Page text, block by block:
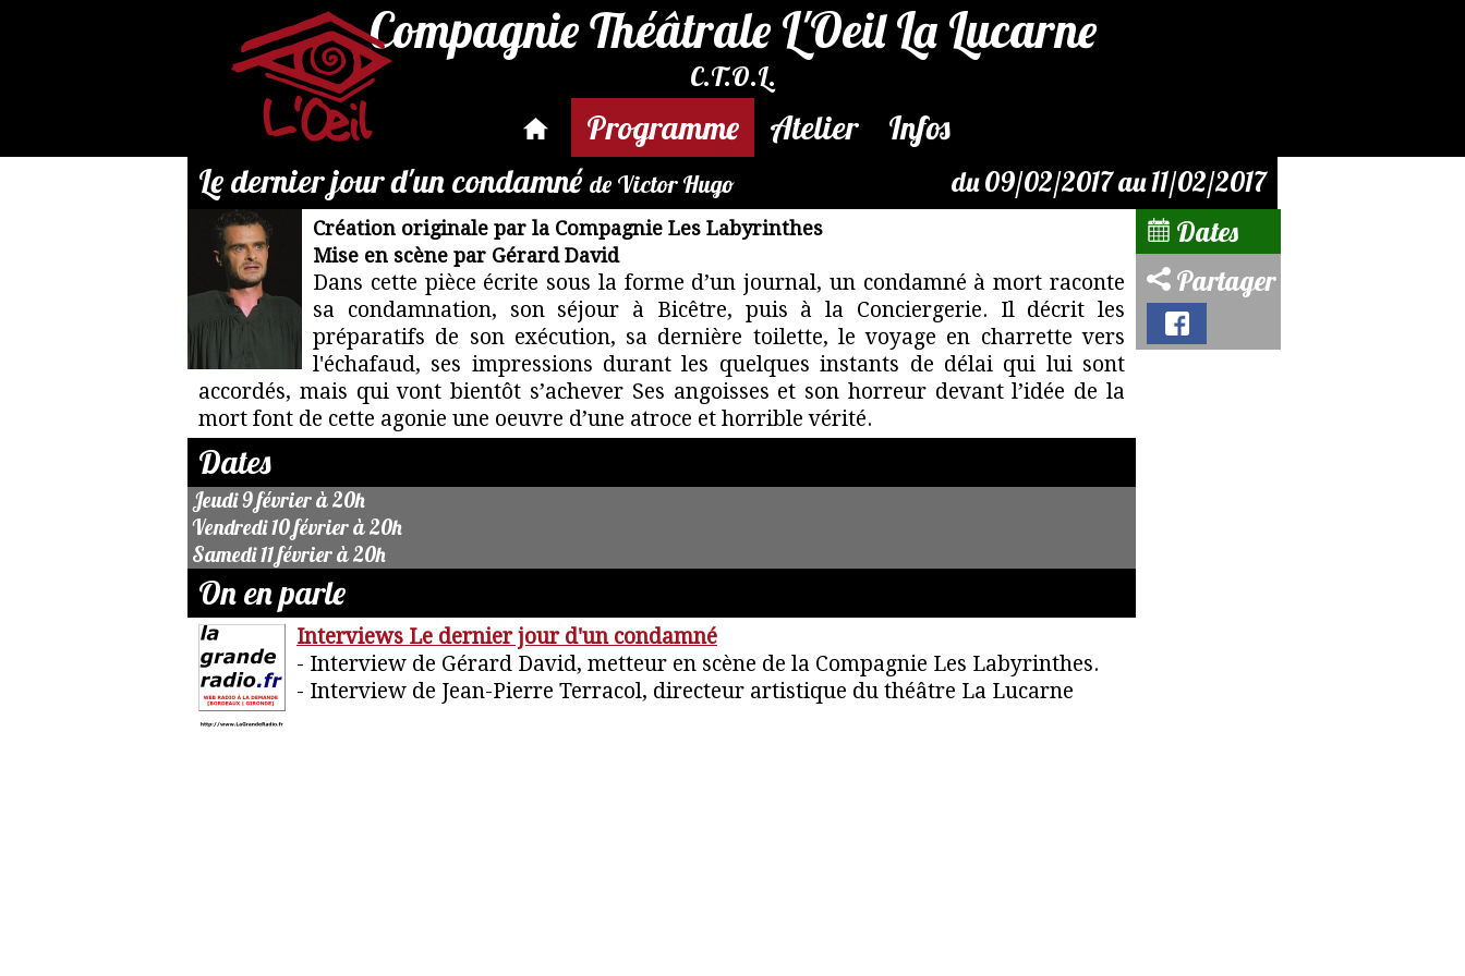
Compagnie Théâtrale L'Oeil La Lucarne
C.T.O.L.
Programme Atelier
Infos
Le dernier jour d'un condamné de Victor Hugo du 09/02/2017 au 11/02/2017
Par
mail
:
reservation@compagnie-
loeil.fr
Création originale par la Compagnie Les Labyrinthes
Mise en scène par Gérard David
Dans cette pièce écrite sous la forme d’un journal, un condamné à mort raconte
sa condamnation, son séjour à Bicêtre, puis à la Conciergerie. Il décrit les
préparatifs de son exécution, sa dernière toilette, le voyage en charrette vers
l'échafaud, ses impressions durant les quelques instants de délai qui lui sont
accordés, mais qui vont bientôt s’achever Ses angoisses et son horreur devant l’idée de la
mort font de cette agonie une oeuvre d’une atroce et horrible vérité.
Dates
Jeudi 9 février à 20h
Vendredi 10 février à 20h
Samedi 11 février à 20h
On en parle
Interviews Le dernier jour d'un condamné
- Interview de Gérard David, metteur en scène de la Compagnie Les Labyrinthes.
- Interview de Jean-Pierre Terracol, directeur artistique du théâtre La Lucarne
Dates
Partager